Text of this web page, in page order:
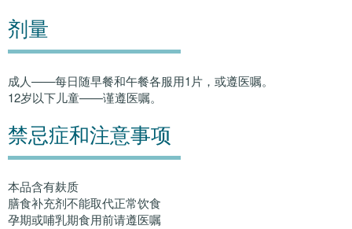
剂量
成人——每日随早餐和午餐各服用1片，或遵医嘱。
12岁以下儿童——谨遵医嘱。
禁忌症和注意事项
本品含有麸质
膳食补充剂不能取代正常饮食
孕期或哺乳期食用前请遵医嘱